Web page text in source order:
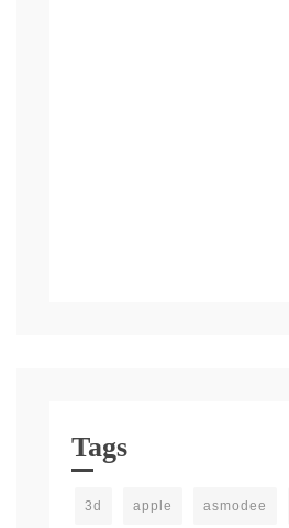
Tags
3d apple asmodee